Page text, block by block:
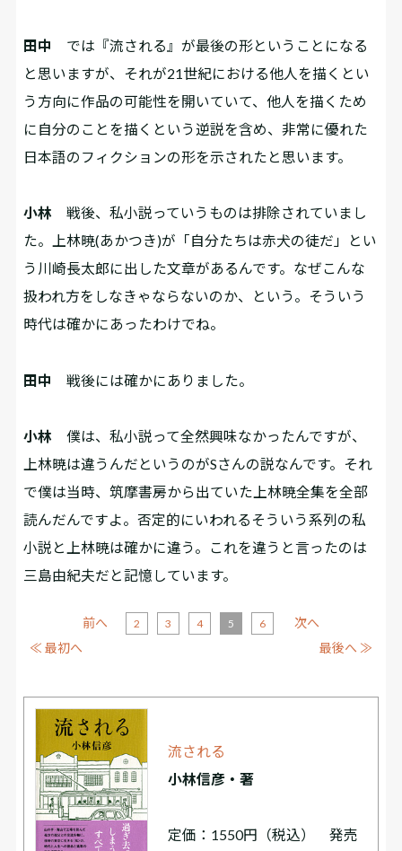
田中
では『流される』が最後の形ということになる
と思いますが、それが21世紀における他人を描くとい
う方向に作品の可能性を開いていて、他人を描くため
に自分のことを描くという逆説を含め、非常に優れた
日本語のフィクションの形を示されたと思います。
小林 戦後、私小説っていうものは排除されていまし
た。上林暁(あかつき)が「自分たちは赤犬の徒だ」とい
う川崎長太郎に出した文章があるんです。なぜこんな
扱われ方をしなきゃならないのか、という。そういう
時代は確かにあったわけでね。
田中 戦後には確かにありました。
小林 僕は、私小説って全然興味なかったんですが、
上林暁は違うんだというのがSさんの説なんです。それ
で僕は当時、筑摩書房から出ていた上林暁全集を全部
読んだんですよ。否定的にいわれるそういう系列の私
小説と上林暁は確かに違う。これを違うと言ったのは
三島由紀夫だと記憶しています。
≪ 最初へ
前へ 2 3 4 5 6
次へ
最後へ ≫
流される
小林信彦・著
定価：1550円（税込） 発売